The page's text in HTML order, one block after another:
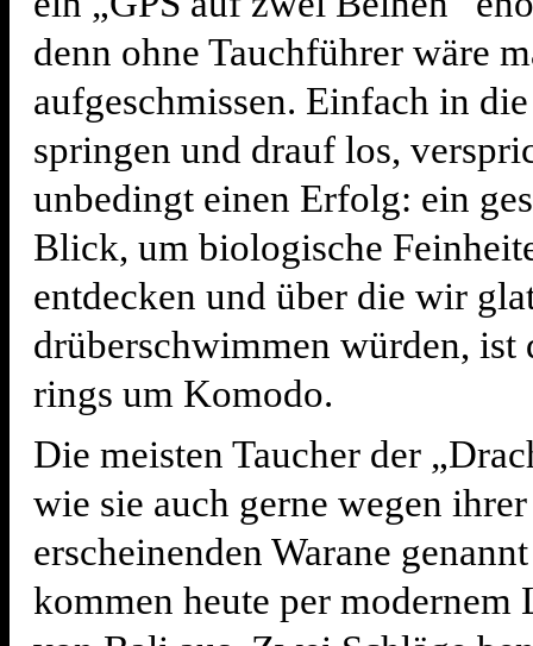
denn ohne Tauchführer wäre
aufgeschmissen. Einfach in
springen und drauf los,
unbedingt einen Erfolg: ein
Blick, um biologische
entdecken und über die wir
drüberschwimmen würden, ist
rings um Komodo.
Die meisten Taucher der
wie sie auch gerne wegen
erscheinenden Warane
kommen heute per modernem